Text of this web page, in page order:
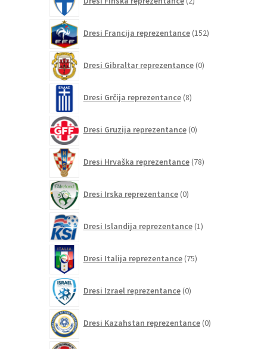
izdelka
Dresi Francija reprezentance 152izdelkov
Dresi Gibraltar reprezentance 0izdelkov
Dresi Grčija reprezentance 8izdelkov
Dresi Gruzija reprezentance 0izdelkov
Dresi Hrvaška reprezentance 78izdelkov
Dresi Irska reprezentance 0izdelkov
Dresi Islandija reprezentance 1izdelek
Dresi Italija reprezentance 75izdelkov
Dresi Izrael reprezentance 0izdelkov
Dresi Kazahstan reprezentance 0izdelkov